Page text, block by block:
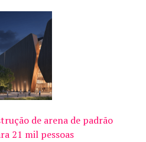
de arena de padrão
21 mil pessoas